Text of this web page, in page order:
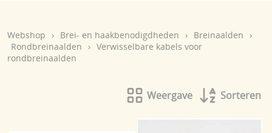
Brei- en haakgaren
Mijn account
Webshop › Brei- en haakbenodigdheden › Breinaalden
›
Rondbreinaalden
› Verwisselbare kabels voor
rondbreinaalden
Weergave Sorteren